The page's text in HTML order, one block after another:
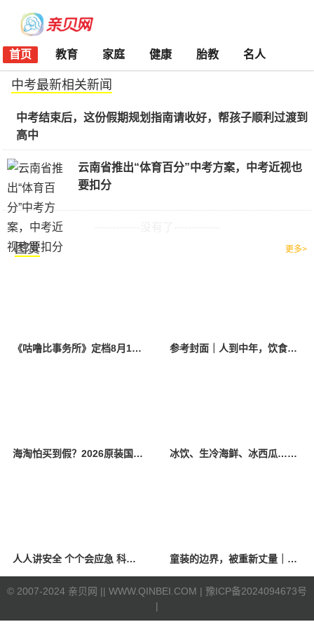
首页 教育 家庭 健康 胎教 名人
中考最新相关新闻
中考结束后，这份假期规划指南请收好，帮孩子顺利过渡到
高中
云南省推出“体育百分”中考方案，中考近视也
要扣分
图赏 更多>
《咕噜比事务所》定档8月10日 聚焦儿童情绪教育助力健康成长 参考封面｜人到中年，饮食该如何调整？
海淘怕买到假？2026原装国产羊奶粉靠谱的正规品牌有哪些？ 冰饮、生冷海鲜、冰西瓜……泉州人夏季“标配”饮食极易引发胃肠炎
人人讲安全 个个会应急 科学应对防震避险 童装的边界，被重新丈量｜2026中国国际时装周·童话小镇圆满收官
© 2007-2024 亲贝网 || WWW.QINBEI.COM | 豫ICP备2024094673号
|